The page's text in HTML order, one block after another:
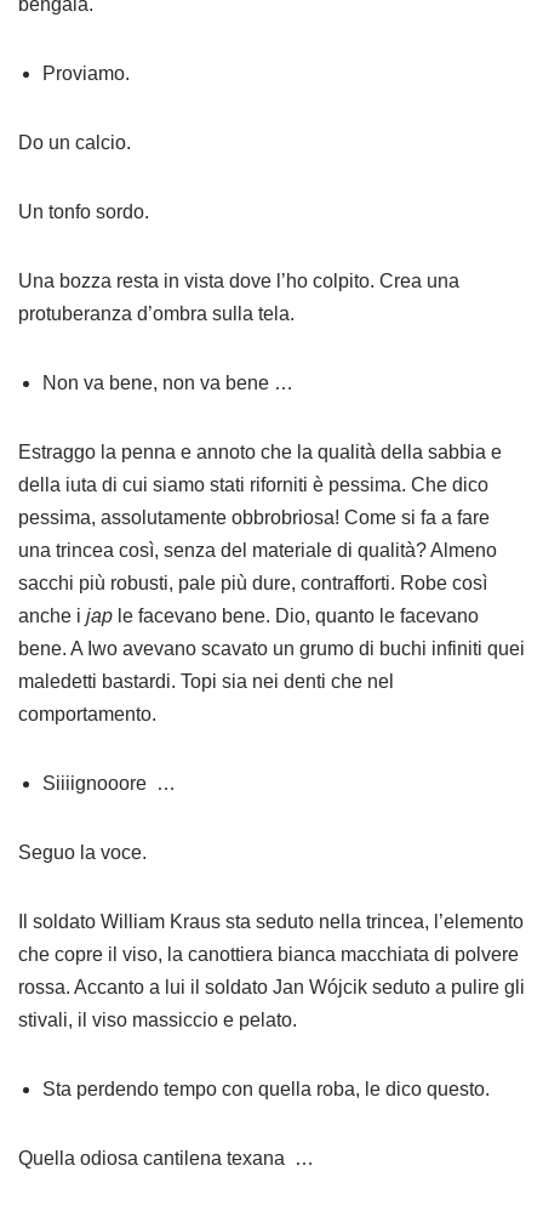
bengala.
Proviamo.
Do un calcio.
Un tonfo sordo.
Una bozza resta in vista dove l’ho colpito. Crea una
protuberanza d’ombra sulla tela.
Non va bene, non va bene …
Estraggo la penna e annoto che la qualità della sabbia e
della iuta di cui siamo stati riforniti è pessima. Che dico
pessima, assolutamente obbrobriosa! Come si fa a fare
una trincea così, senza del materiale di qualità? Almeno
sacchi più robusti, pale più dure, contrafforti. Robe così
anche i jap le facevano bene. Dio, quanto le facevano
bene. A Iwo avevano scavato un grumo di buchi infiniti quei
maledetti bastardi. Topi sia nei denti che nel
comportamento.
Siiiignooore …
Seguo la voce.
Il soldato William Kraus sta seduto nella trincea, l’elemento
che copre il viso, la canottiera bianca macchiata di polvere
rossa. Accanto a lui il soldato Jan Wójcik seduto a pulire gli
stivali, il viso massiccio e pelato.
Sta perdendo tempo con quella roba, le dico questo.
Quella odiosa cantilena texana …